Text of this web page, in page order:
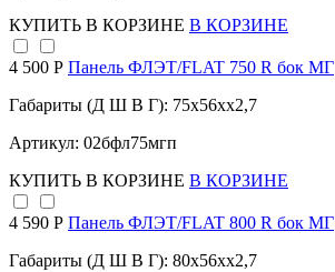
КУПИТЬ В КОРЗИНЕ В КОРЗИНЕ
4 500 Р Панель ФЛЭТ/FLAT 750 R бок МГ
Габариты (Д Ш В Г): 75x56xx2,7
Артикул: 02бфл75мгп
КУПИТЬ В КОРЗИНЕ В КОРЗИНЕ
4 590 Р Панель ФЛЭТ/FLAT 800 R бок МГ
Габариты (Д Ш В Г): 80x56xx2,7